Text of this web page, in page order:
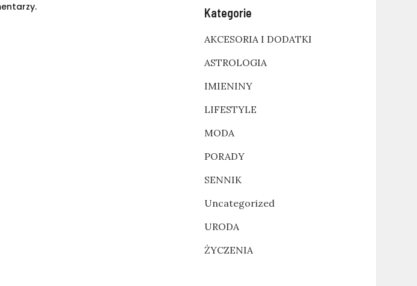
Kategorie
AKCESORIA I DODATKI
ASTROLOGIA
IMIENINY
LIFESTYLE
MODA
PORADY
SENNIK
Uncategorized
URODA
ŻYCZENIA